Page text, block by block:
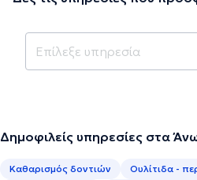
Δημοφιλείς υπηρεσίες στα
Καθαρισμός δοντιών Ουλίτιδα -